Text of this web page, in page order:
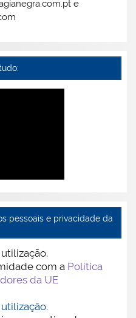
e
pessoais e privacidade da
com a Política
da UE